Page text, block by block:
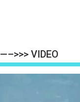
—–>>> VIDEO